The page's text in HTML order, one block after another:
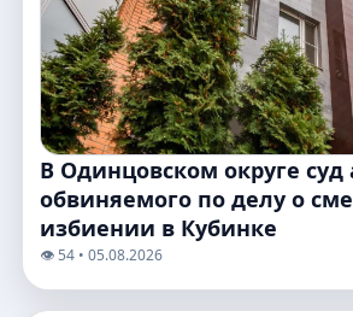
В Одинцовском округе суд
обвиняемого по делу о
избиении в Кубинке
👁️ 54 • 05.08.2026